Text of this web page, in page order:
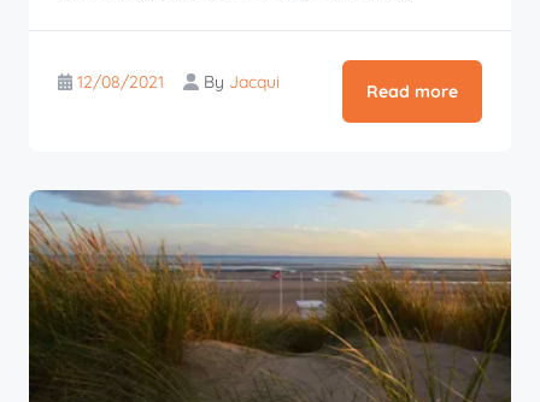
12/08/2021 By Jacqui Read more